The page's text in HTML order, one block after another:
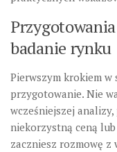
badanie rynku
Pierwszym krokiem
przygotowanie. Nie
wcześniejszej
niekorzystną ceną
zaczniesz rozmowę z